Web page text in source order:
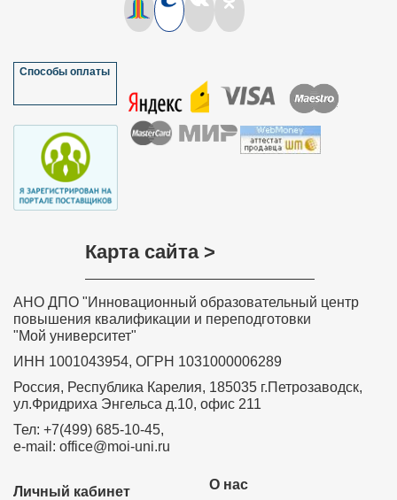
Способы оплаты
Карта сайта >
АНО ДПО "Инновационный образовательный центр
повышения квалификации и переподготовки
"Мой университет"
ИНН 1001043954, ОГРН 1031000006289
Россия, Республика Карелия, 185035 г.Петрозаводск,
ул.Фридриха Энгельса д.10, офис 211
Тел: +7(499) 685-10-45,
e-mail: office@moi-uni.ru
О нас
Личный кабинет